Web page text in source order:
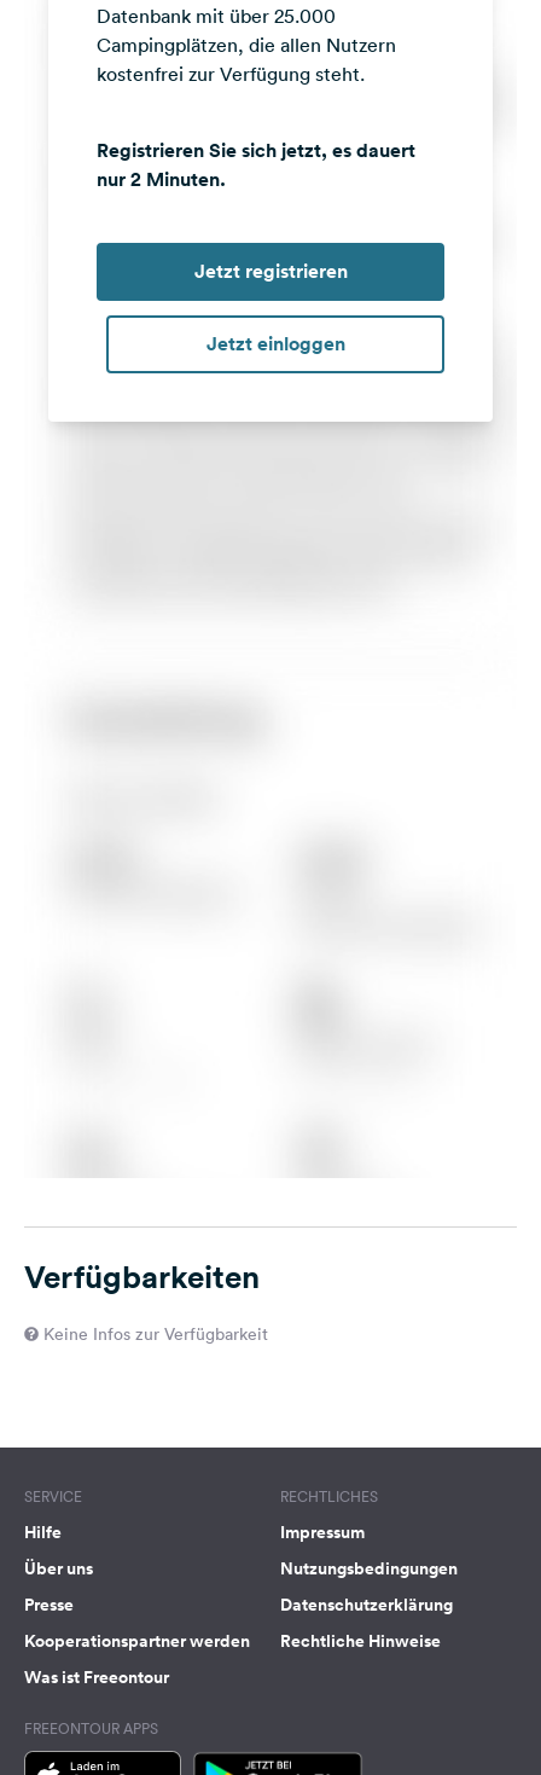
Datenbank mit über 25.000
Campingplätzen, die allen Nutzern
kostenfrei zur Verfügung steht.
Registrieren Sie sich jetzt, es dauert
nur 2 Minuten.
Jetzt registrieren
Jetzt einloggen
Verfügbarkeiten
Keine Infos zur Verfügbarkeit
SERVICE
Hilfe
Über uns
Presse
Kooperationspartner werden
Was ist Freeontour
RECHTLICHES
Impressum
Nutzungsbedingungen
Datenschutzerklärung
Rechtliche Hinweise
FREEONTOUR APPS